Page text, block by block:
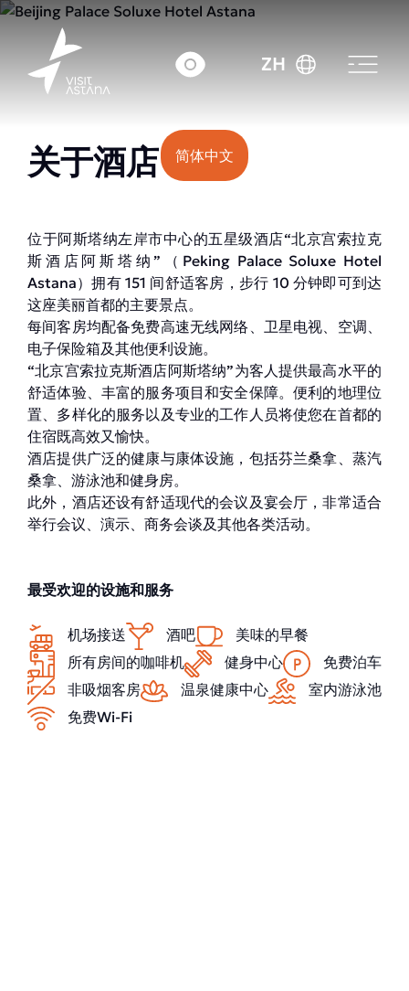
ZH
价格：起 45000 tenge.
简体中文
关于酒店
位于阿斯塔纳左岸市中心的五星级酒店“北京宫索拉克
斯酒店阿斯塔纳”（Peking Palace Soluxe Hotel
Astana）拥有 151 间舒适客房，步行 10 分钟即可到达
这座美丽首都的主要景点。
每间客房均配备免费高速无线网络、卫星电视、空调、
电子保险箱及其他便利设施。
“北京宫索拉克斯酒店阿斯塔纳”为客人提供最高水平的
舒适体验、丰富的服务项目和安全保障。便利的地理位
置、多样化的服务以及专业的工作人员将使您在首都的
住宿既高效又愉快。
酒店提供广泛的健康与康体设施，包括芬兰桑拿、蒸汽
桑拿、游泳池和健身房。
此外，酒店还设有舒适现代的会议及宴会厅，非常适合
举行会议、演示、商务会谈及其他各类活动。
最受欢迎的设施和服务
机场接送 酒吧
美味的早餐
所有房间的咖啡机
健身中心
免费泊车
非吸烟客房
温泉健康中心
室内游泳池
免费Wi-Fi